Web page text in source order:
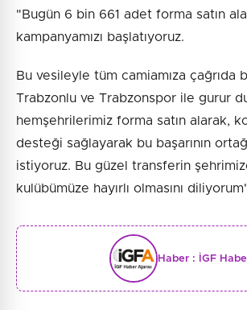
"Bugün 6 bin 661 adet forma satın
kampanyamızı başlatıyoruz.
Bu vesileyle tüm camiamıza çağrıda
Trabzonlu ve Trabzonspor ile gurur
hemşehrilerimiz forma satın alarak,
desteği sağlayarak bu başarının
istiyoruz. Bu güzel transferin
kulübümüze hayırlı olmasını
Haber : İGF